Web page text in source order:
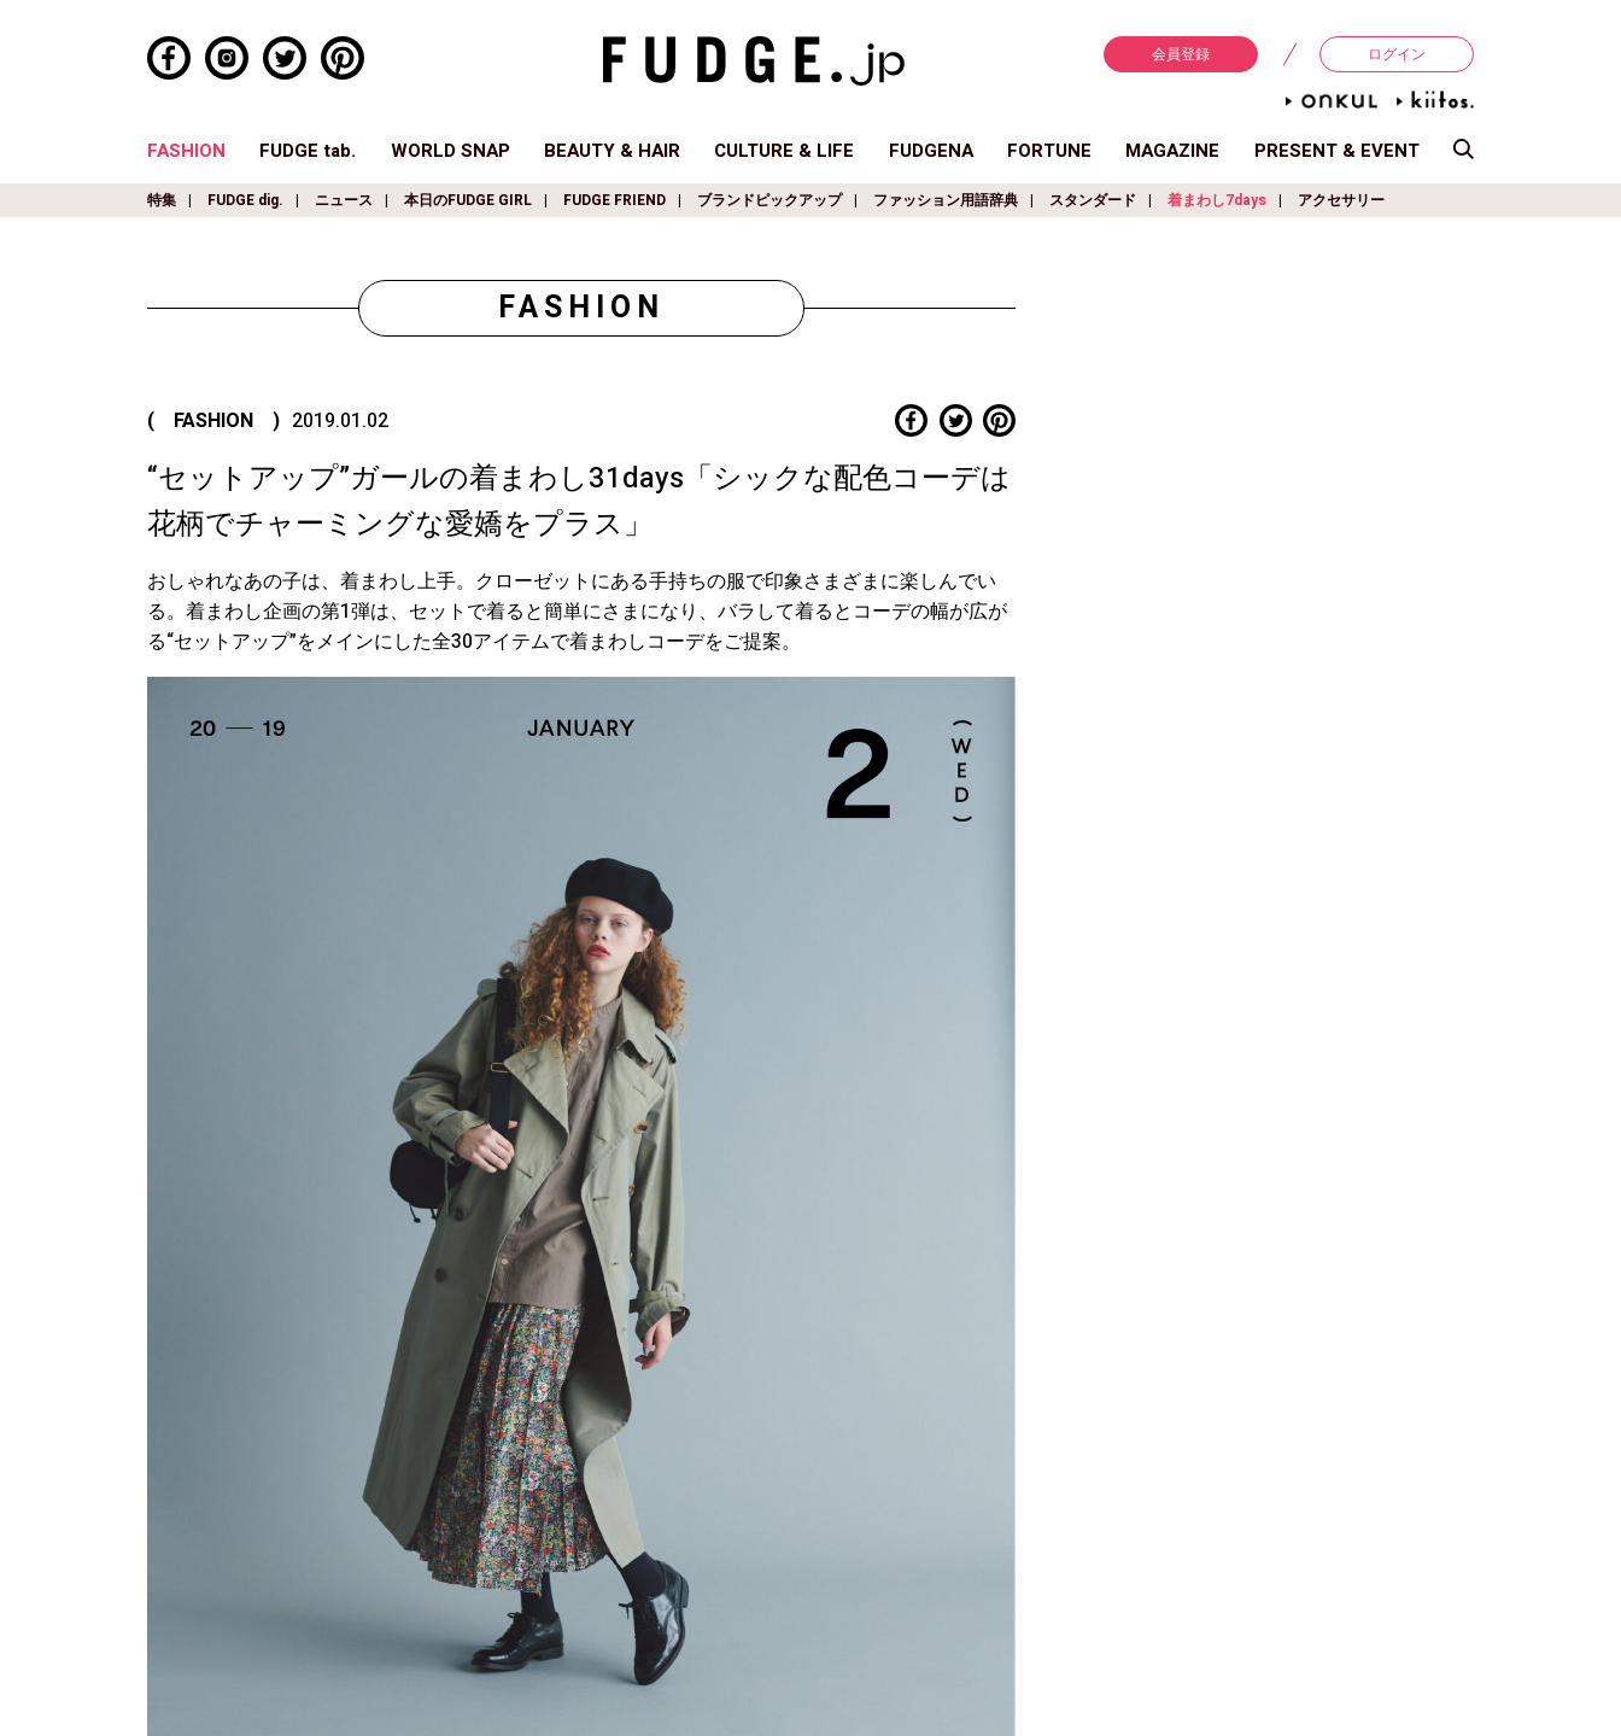
会員登録 ログイン
FASHION FUDGE tab. WORLD SNAP BEAUTY & HAIR CULTURE & LIFE FUDGENA FORTUNE MAGAZINE PRESENT & EVENT
特集 FUDGE dig. ニュース 本日のFUDGE GIRL FUDGE FRIEND ブランドピックアップ ファッション用語辞典 スタンダード 着まわし7days アクセサリー
FASHION
( FASHION ) 2019.01.02
“セットアップ”ガールの着まわし31days「シックな配色コーデは
花柄でチャーミングな愛嬌をプラス」
おしゃれなあの子は、着まわし上手。クローゼットにある手持ちの服で印象さまざまに楽しんでい
る。着まわし企画の第1弾は、セットで着ると簡単にさまになり、バラして着るとコーデの幅が広が
る“セットアップ”をメインにした全30アイテムで着まわしコーデをご提案。